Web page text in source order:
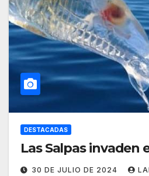
DESTACADAS
Las Salpas invaden
30 DE JULIO DE 2024